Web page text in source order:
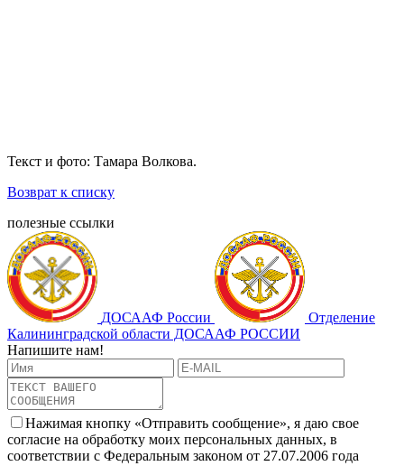
Текст и фото: Тамара Волкова.
Возврат к списку
полезные ссылки
ДОСААФ России
Отделение
Калининградской области ДОСААФ РОССИИ
Напишите нам!
Нажимая кнопку «Отправить сообщение», я даю свое
согласие на обработку моих персональных данных, в
соответствии с Федеральным законом от 27.07.2006 года